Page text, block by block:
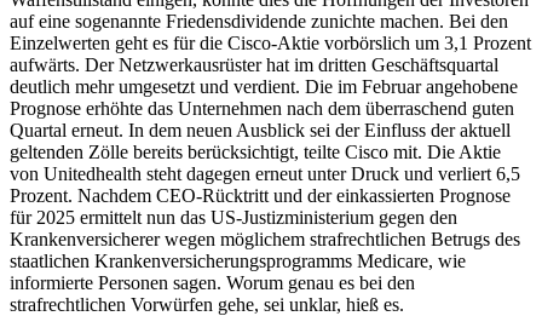
auf eine sogenannte Friedensdividende zunichte machen. Bei den
Einzelwerten geht es für die Cisco-Aktie vorbörslich um 3,1 Prozent
aufwärts. Der Netzwerkausrüster hat im dritten Geschäftsquartal
deutlich mehr umgesetzt und verdient. Die im Februar angehobene
Prognose erhöhte das Unternehmen nach dem überraschend guten
Quartal erneut. In dem neuen Ausblick sei der Einfluss der aktuell
geltenden Zölle bereits berücksichtigt, teilte Cisco mit. Die Aktie
von Unitedhealth steht dagegen erneut unter Druck und verliert 6,5
Prozent. Nachdem CEO-Rücktritt und der einkassierten Prognose
für 2025 ermittelt nun das US-Justizministerium gegen den
Krankenversicherer wegen möglichem strafrechtlichen Betrugs des
staatlichen Krankenversicherungsprogramms Medicare, wie
informierte Personen sagen. Worum genau es bei den
strafrechtlichen Vorwürfen gehe, sei unklar, hieß es.